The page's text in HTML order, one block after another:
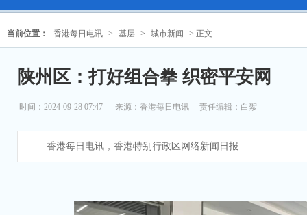
当前位置： 香港每日电讯 > 基层 > 城市新闻 > 正文
陕州区：打好组合拳 织密平安网
时间：2024-09-28 07:47 来源： 香港每日电讯 责任编辑：白絮
香港每日电讯，香港特别行政区网络新闻日报